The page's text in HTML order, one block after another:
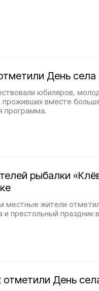
День села
юбиляров,
проживших вместе
программа.
рыбалки
местные жители
и престольный праздник
День